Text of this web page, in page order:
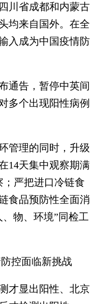
川省成都和内蒙古
均来自国外。在全
入成为中国疫情防
告，暂停中英间
多个出现阳性病例
理的同时，升级
14天集中观察期满
；严把进口冷链食
食品预防性全面消
物、环境”同检工
控面临新挑战
显出阳性、北京